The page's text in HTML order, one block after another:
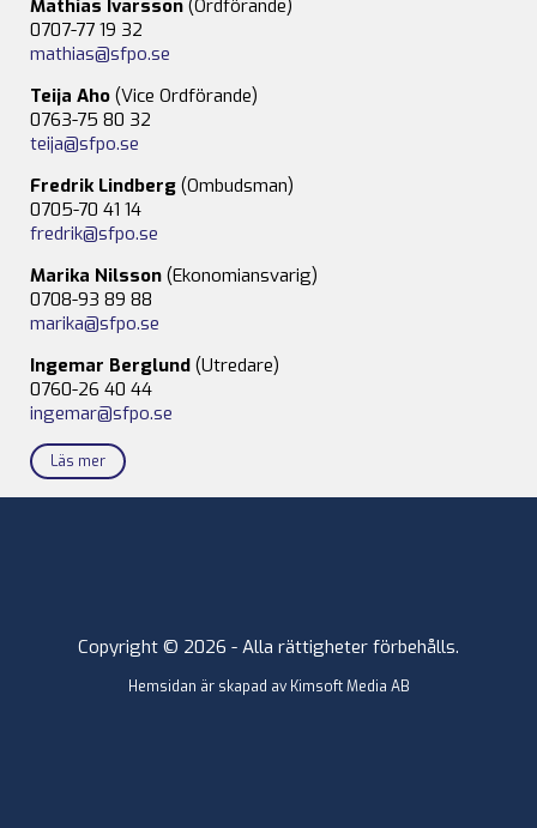
Mathias Ivarsson (Ordförande)
0707-77 19 32
mathias@sfpo.se
Teija Aho (Vice Ordförande)
0763-75 80 32
teija@sfpo.se
Fredrik Lindberg (Ombudsman)
0705-70 41 14
fredrik@sfpo.se
Marika Nilsson (Ekonomiansvarig)
0708-93 89 88
marika@sfpo.se
Ingemar Berglund (Utredare)
0760-26 40 44
ingemar@sfpo.se
Läs mer
Copyright © 2026 - Alla rättigheter förbehålls.
Hemsidan är skapad av Kimsoft Media AB